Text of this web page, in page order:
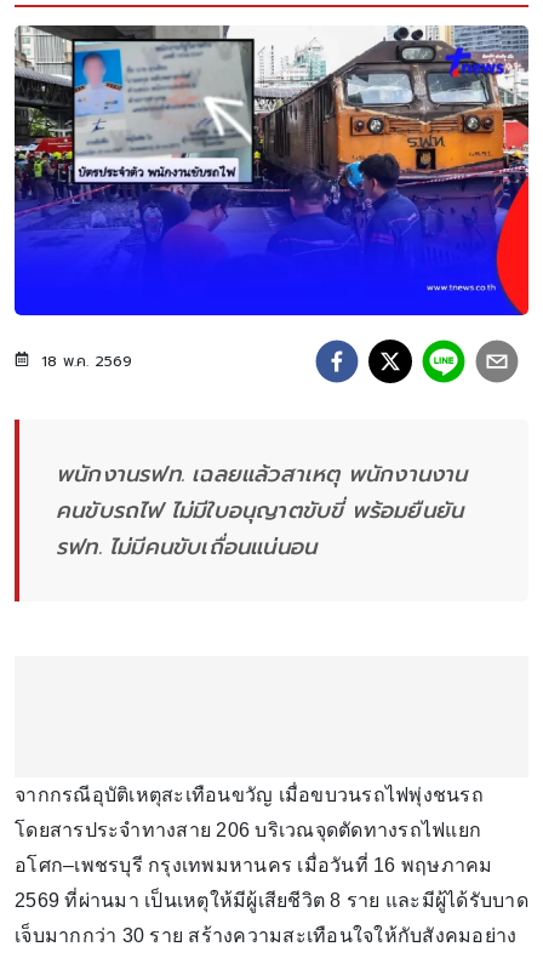
18 พ.ค. 2569
พนักงานรฟท. เฉลยแล้วสาเหตุ พนักงานงาน
คนขับรถไฟ ไม่มีใบอนุญาตขับขี่ พร้อมยืนยัน
รฟท. ไม่มีคนขับเถื่อนแน่นอน
จากกรณีอุบัติเหตุสะเทือนขวัญ เมื่อขบวนรถไฟพุ่งชนรถ
โดยสารประจำทางสาย 206 บริเวณจุดตัดทางรถไฟแยก
อโศก–เพชรบุรี กรุงเทพมหานคร เมื่อวันที่ 16 พฤษภาคม
2569 ที่ผ่านมา เป็นเหตุให้มีผู้เสียชีวิต 8 ราย และมีผู้ได้รับบาด
เจ็บมากกว่า 30 ราย สร้างความสะเทือนใจให้กับสังคมอย่าง